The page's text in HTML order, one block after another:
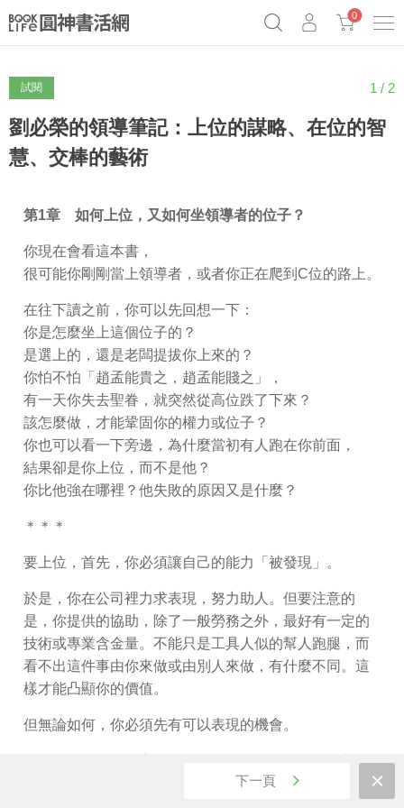
0
試閱 1 / 2
劉必榮的領導筆記：上位的謀略、在位的智
慧、交棒的藝術
第1章 如何上位，又如何坐領導者的位子？
你現在會看這本書，
很可能你剛剛當上領導者，或者你正在爬到C位的路上。
在往下讀之前，你可以先回想一下：
你是怎麼坐上這個位子的？
是選上的，還是老闆提拔你上來的？
你怕不怕「趙孟能貴之，趙孟能賤之」，
有一天你失去聖眷，就突然從高位跌了下來？
該怎麼做，才能鞏固你的權力或位子？
你也可以看一下旁邊，為什麼當初有人跑在你前面，
結果卻是你上位，而不是他？
你比他強在哪裡？他失敗的原因又是什麼？
＊＊＊
要上位，首先，你必須讓自己的能力「被發現」。
於是，你在公司裡力求表現，努力助人。但要注意的
是，你提供的協助，除了一般勞務之外，最好有一定的
技術或專業含金量。不能只是工具人似的幫人跑腿，而
看不出這件事由你來做或由別人來做，有什麼不同。這
樣才能凸顯你的價值。
但無論如何，你必須先有可以表現的機會。
一個總經理跟我分享他的經驗。他們公司錄用一個新的
人資主管，面談的時候，這個人表現出自己很厲害，這
下一頁